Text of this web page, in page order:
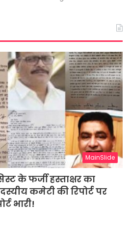
MainSlide
के फर्जी हस्ताक्षर का
कमेटी की रिपोर्ट पर
भारी!